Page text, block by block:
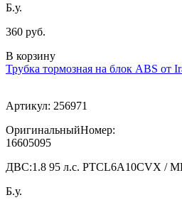
Б.у.
360 руб.
В корзину
Трубка тормозная на блок ABS от
Артикул: 256971
ОригинальныйНомер:
16605095
ДВС:1.8 95 л.с. PTCL6A10CVX /
Б.у.